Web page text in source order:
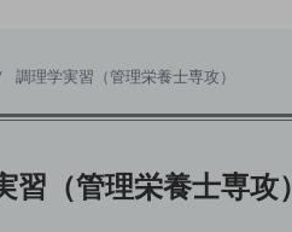
調理学実習（管理栄養士専攻）
習（管理栄養士専攻）